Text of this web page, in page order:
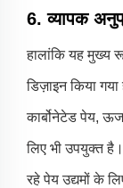
6. व्यापक
हालांकि यह मुख्य
डिज़ाइन किया
कार्बोनेटेड पेय,
लिए भी उपयुक्त
रहे पेय उद्यमों के